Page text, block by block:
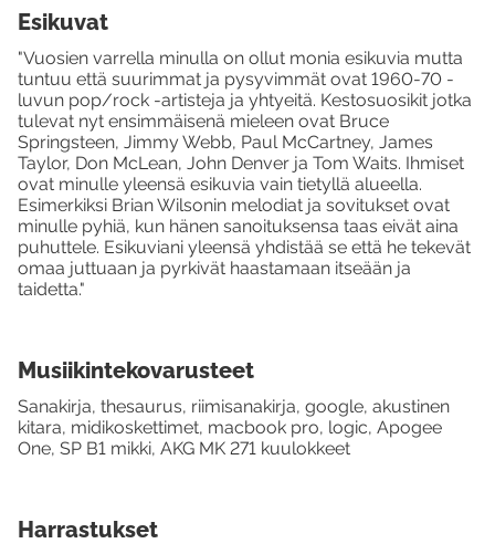
Esikuvat
"Vuosien varrella minulla on ollut monia esikuvia mutta
tuntuu että suurimmat ja pysyvimmät ovat 1960-70 -
luvun pop/rock -artisteja ja yhtyeitä. Kestosuosikit jotka
tulevat nyt ensimmäisenä mieleen ovat Bruce
Springsteen, Jimmy Webb, Paul McCartney, James
Taylor, Don McLean, John Denver ja Tom Waits. Ihmiset
ovat minulle yleensä esikuvia vain tietyllä alueella.
Esimerkiksi Brian Wilsonin melodiat ja sovitukset ovat
minulle pyhiä, kun hänen sanoituksensa taas eivät aina
puhuttele. Esikuviani yleensä yhdistää se että he tekevät
omaa juttuaan ja pyrkivät haastamaan itseään ja
taidetta."
Musiikintekovarusteet
Sanakirja, thesaurus, riimisanakirja, google, akustinen
kitara, midikoskettimet, macbook pro, logic, Apogee
One, SP B1 mikki, AKG MK 271 kuulokkeet
Harrastukset